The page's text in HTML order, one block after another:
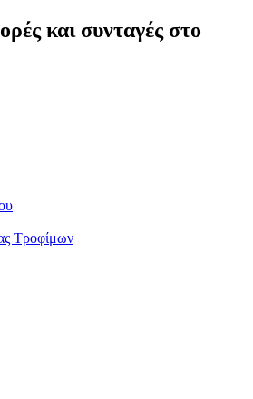
και συνταγές στο
Τροφίμων